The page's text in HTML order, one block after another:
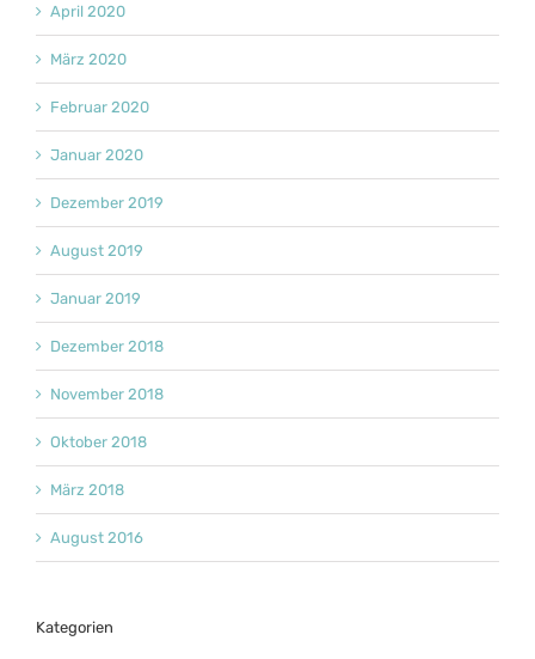
April 2020
März 2020
Februar 2020
Januar 2020
Dezember 2019
August 2019
Januar 2019
Dezember 2018
November 2018
Oktober 2018
März 2018
August 2016
Kategorien